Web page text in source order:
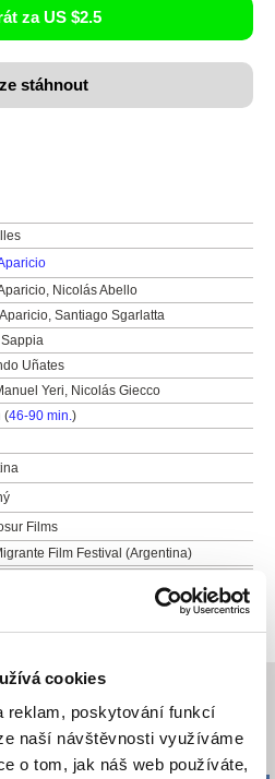
cookies
reklam, poskytování funkcí
naší návštěvnosti využíváme
o tom, jak náš web používáte,
za US $2.5
stáhnout
Nicolás Abello
Santiago Sgarlatta
Uñates
Yeri, Nicolás Giecco
(46-90 min.)
Films
Film Festival (Argentina)
International Film Festival of
(Brazil)
of New Latin American Cinema of
(Cuba)
Film Festival (Colombia)
Film Festival of General Pico / Best
Feature Film Competition
International Film Festival, Spain /
Mention, Operas Primas Competition